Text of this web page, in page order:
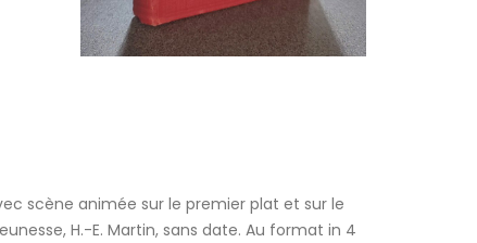
scène animée sur le premier plat et sur le
H.-E. Martin, sans date. Au format in 4